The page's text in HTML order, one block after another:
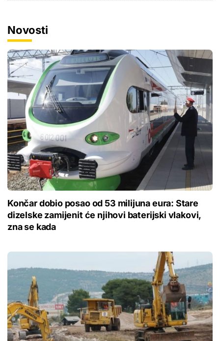
Novosti
Končar dobio posao od 53 milijuna eura: Stare
dizelske zamijenit će njihovi baterijski vlakovi,
zna se kada